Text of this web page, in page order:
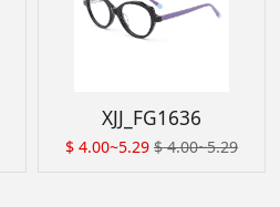
XJJ_FG1636
$ 4.00~5.29 $ 4.00~5.29